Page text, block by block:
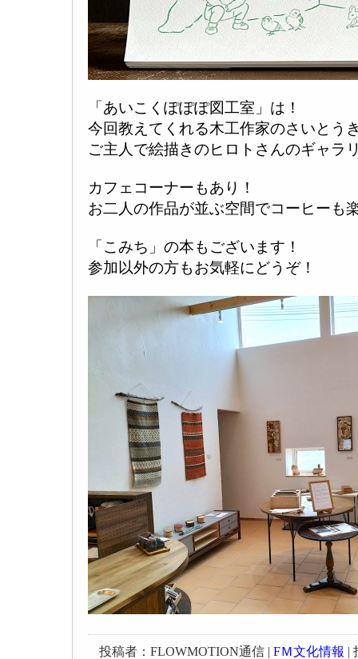
「あいこくぽぽぽ図工室」は！
今回教えてくれる木工作家のさいとう
ご主人で絵描きのヒロトさんのギャラ
カフェコーナーもあり！
お二人の作品が並ぶ空間でコーヒーも
「こみち」の本もございます！
参加以外の方もお気軽にどうぞ！
投稿者：FLOWMOTION通信 | FＭ文化情報 |